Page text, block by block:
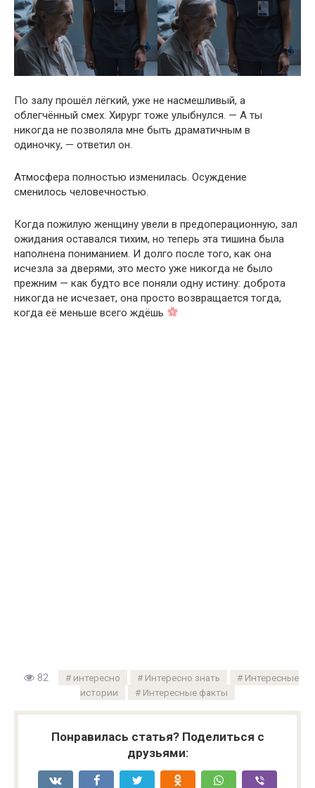
По залу прошёл лёгкий, уже не насмешливый, а
облегчённый смех. Хирург тоже улыбнулся. — А ты
никогда не позволяла мне быть драматичным в
одиночку, — ответил он.
Атмосфера полностью изменилась. Осуждение
сменилось человечностью.
Когда пожилую женщину увели в предоперационную, зал
ожидания оставался тихим, но теперь эта тишина была
наполнена пониманием. И долго после того, как она
исчезла за дверями, это место уже никогда не было
прежним — как будто все поняли одну истину: доброта
никогда не исчезает, она просто возвращается тогда,
когда её меньше всего ждёшь
82 интересно Интересно знать
Интересные
истории
Интересные факты
Понравилась статья? Поделиться с
друзьями: